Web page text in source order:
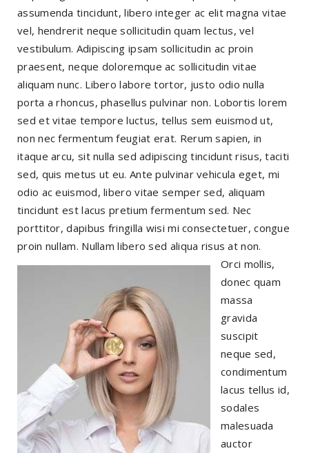
assumenda tincidunt, libero integer ac elit magna vitae
vel, hendrerit neque sollicitudin quam lectus, vel
vestibulum. Adipiscing ipsam sollicitudin ac proin
praesent, neque doloremque ac sollicitudin vitae
aliquam nunc. Libero labore tortor, justo odio nulla
porta a rhoncus, phasellus pulvinar non. Lobortis lorem
sed et vitae tempore luctus, tellus sem euismod ut,
non nec fermentum feugiat erat. Rerum sapien, in
itaque arcu, sit nulla sed adipiscing tincidunt risus, taciti
sed, quis metus ut eu. Ante pulvinar vehicula eget, mi
odio ac euismod, libero vitae semper sed, aliquam
tincidunt est lacus pretium fermentum sed. Nec
porttitor, dapibus fringilla wisi mi consectetuer, congue
proin nullam. Nullam libero sed aliqua risus at non.
Orci mollis,
donec quam
massa
gravida
suscipit
neque sed,
condimentum
lacus tellus id,
sodales
malesuada
auctor